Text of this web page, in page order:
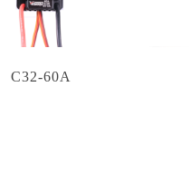
C32-60A